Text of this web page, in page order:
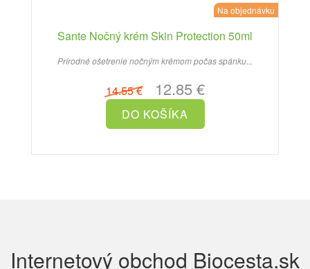
Na objednávku
Sante Nočný krém Skin Protection 50ml
Prírodné ošetrenie nočným krémom počas spánku...
14.55 €12.85 €
Internetový obchod Biocesta.sk